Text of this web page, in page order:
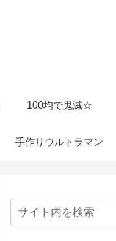
100均で鬼滅☆
手作りウルトラマン